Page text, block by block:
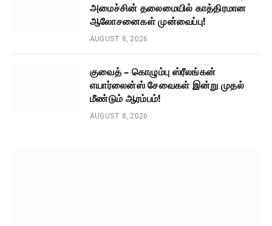
அமைச்சின் தலைமையில் காத்திரமான
ஆலோசனைகள் முன்வைப்பு!
AUGUST 8, 2026
குவைத் – கொழும்பு ஸ்ரீலங்கன்
எயார்லைன்ஸ் சேவைகள் இன்று முதல்
மீண்டும் ஆரம்பம்!
AUGUST 8, 2026